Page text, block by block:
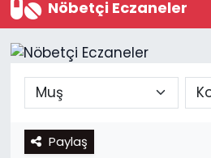
Nöbetçi Eczaneler
Paylaş
Kültür-Sanat
Yerel
Spor
Trafik Durumu
Süper Lig Puan
Tüm Manşetler
Son Dakika Haberleri